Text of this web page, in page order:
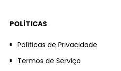
POLÍTICAS
Políticas de Privacidade
Termos de Serviço